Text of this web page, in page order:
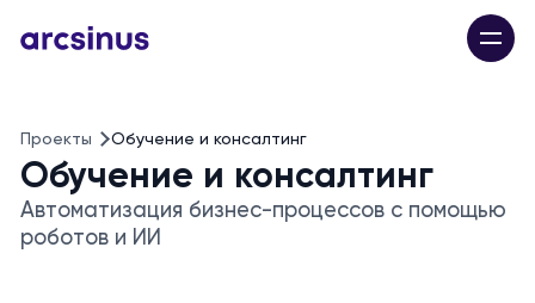
Проекты Обучение и консалтинг
Обучение и консалтинг
Автоматизация бизнес-процессов с помощью
роботов и ИИ